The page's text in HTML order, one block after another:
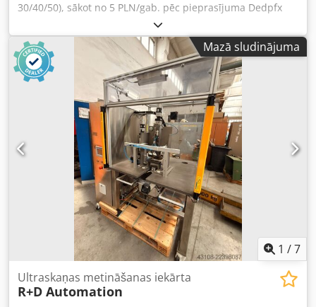
30/40/50), sākot no 5 PLN/gab. pēc pieprasījuma Dedpfx
Mazā sludinājuma
1 /7
Ultraskaņas metināšanas iekārta
R+D Automation